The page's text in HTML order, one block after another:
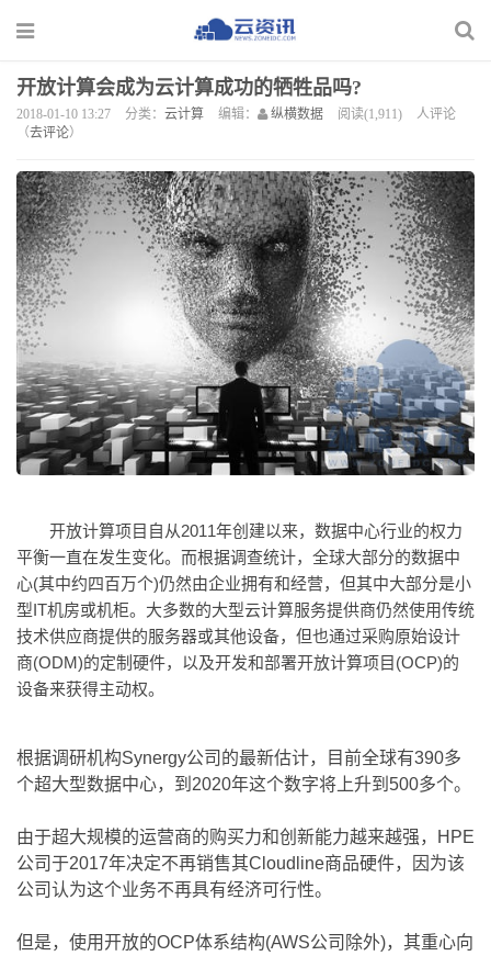
开放计算会成为云计算成功的牺牲品吗?
2018-01-10 13:27 分类： 云计算 编辑： 纵横数据 阅读(1,911)
人评论
（去评论）
开放计算项目自从2011年创建以来，数据中心行业的权力
平衡一直在发生变化。而根据调查统计，全球大部分的数据中
心(其中约四百万个)仍然由企业拥有和经营，但其中大部分是小
型IT机房或机柜。大多数的大型云计算服务提供商仍然使用传统
技术供应商提供的服务器或其他设备，但也通过采购原始设计
商(ODM)的定制硬件，以及开发和部署开放计算项目(OCP)的
设备来获得主动权。
根据调研机构Synergy公司的最新估计，目前全球有390多
个超大型数据中心，到2020年这个数字将上升到500多个。
由于超大规模的运营商的购买力和创新能力越来越强，HPE
公司于2017年决定不再销售其Cloudline商品硬件，因为该
公司认为这个业务不再具有经济可行性。
但是，使用开放的OCP体系结构(AWS公司除外)，其重心向